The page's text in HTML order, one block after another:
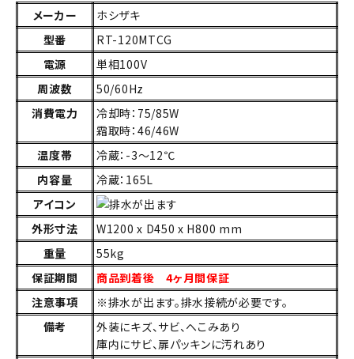
メーカー
ホシザキ
型番
RT-120MTCG
電源
単相100V
周波数
50/60Hz
消費電力
冷却時：75/85W
霜取時：46/46W
温度帯
冷蔵：-3～12℃
内容量
冷蔵：165L
アイコン
外形寸法
W1200 x D450 x H800 mm
重量
55kg
保証期間
商品到着後 4ヶ月間保証
注意事項
※排水が出ます。排水接続が必要です。
備考
外装にキズ、サビ、へこみあり
庫内にサビ、扉パッキンに汚れあり